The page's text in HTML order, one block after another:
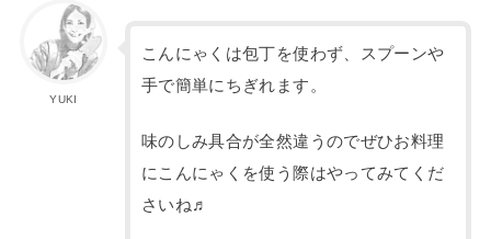
YUKI
こんにゃくは包丁を使わず、スプーンや
手で簡単にちぎれます。
味のしみ具合が全然違うのでぜひお料理
にこんにゃくを使う際はやってみてくだ
さいね♬